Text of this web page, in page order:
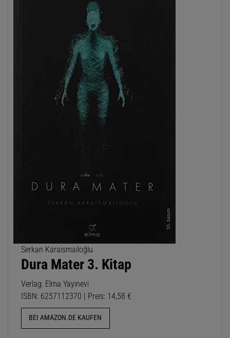
Serkan Karaismailoğlu
Dura Mater 3. Kitap
Verlag: Elma Yayınevi
ISBN: 6257112370 | Preis: 14,58 €
BEI AMAZON.DE KAUFEN